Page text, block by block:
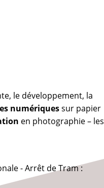
le développement, la
numériquessur papier
en photographie – les
- Arrêt de Tram :